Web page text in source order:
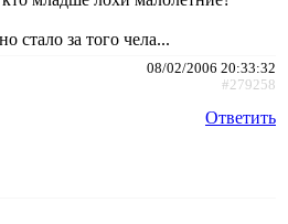
стало за того чела...
08/02/2006 20:33:32
#279258
Ответить